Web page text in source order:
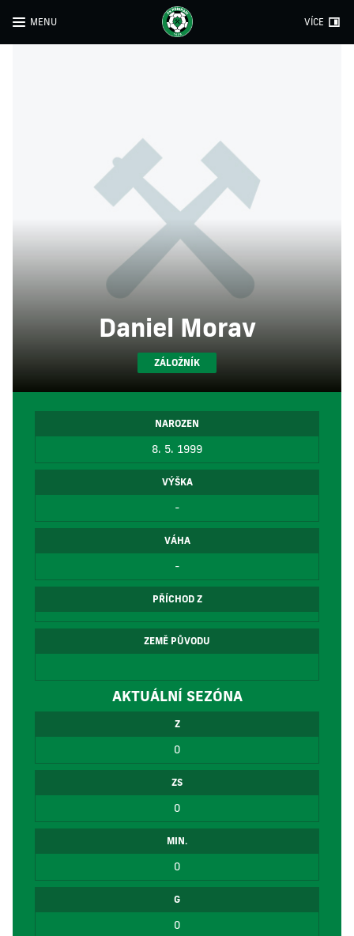
MENU VÍCE
Daniel Morav
ZÁLOŽNÍK
NAROZEN
8. 5. 1999
VÝŠKA
-
VÁHA
-
PŘÍCHOD Z
ZEMĚ PŮVODU
AKTUÁLNÍ SEZÓNA
Z
0
ZS
0
MIN.
0
G
0